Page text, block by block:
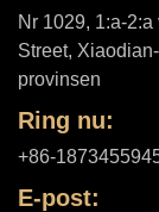
Nr 1029, 1:a-
Street,
provinsen
Ring nu:
+86-
E-post: